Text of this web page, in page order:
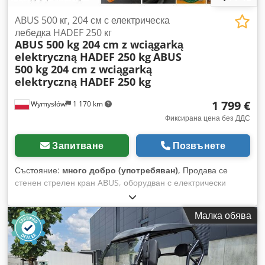
Wymysłów 1 170 km
ABUS 500 кг, 204 см с електрическа
лебедка HADEF 250 кг
ABUS 500 kg 204 cm z wciągarką
elektryczną HADEF 250 kgABUS
500 kg 204 cm z wciągarką
elektryczną HADEF 250 kg
1 799 €
Фиксирана цена без ДДС
Запитване Позвънете
Състояние: много добро (употребяван), Продава се
стенен стрелен кран ABUS, оборудван с електрически
верижен телфер HADEF, модел 63/78EF. Комплектът е
предназначен за повдигане и преместване на товари в
работилници, складове, производствени халета и на
монтажни позиции. Здравата стоманена конструкция на
марката ABUS осигурява висока издръжливост и стабилност
по време на работа. Кранът е оборудван с електрически
Малка обява